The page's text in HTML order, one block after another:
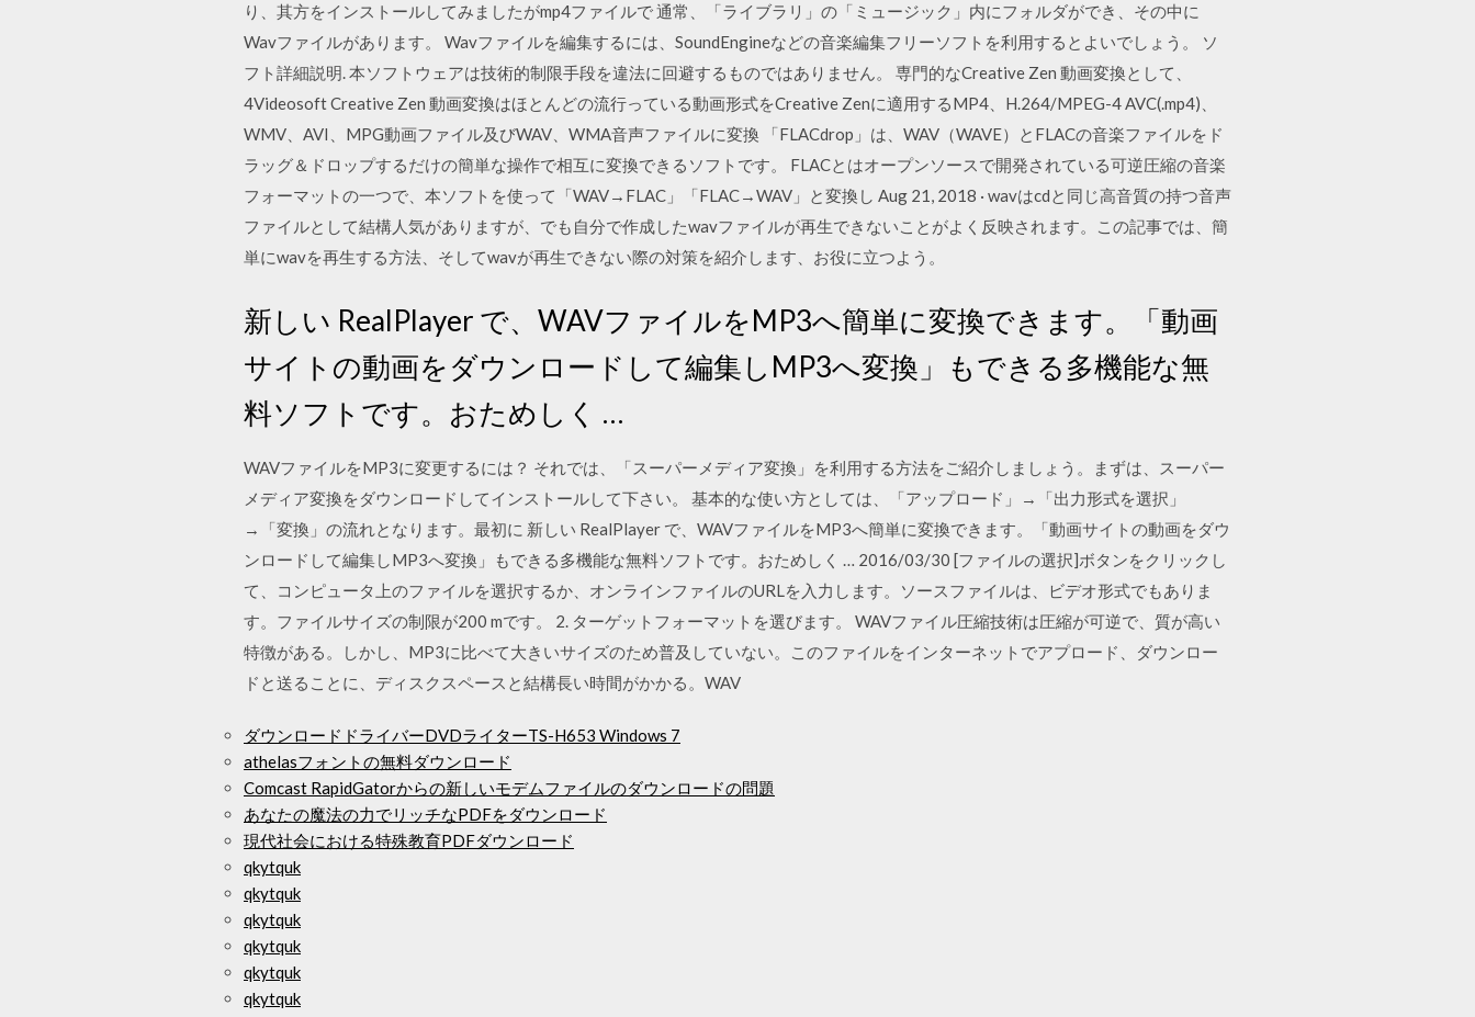
り、其方をインストールしてみましたがmp4ファイルで 通常、「ライブラリ」の「ミュージック」内にフォルダができ、その中に
Wavファイルがあります。 Wavファイルを編集するには、SoundEngineなどの音楽編集フリーソフトを利用するとよいでしょう。 ソ
フト詳細説明. 本ソフトウェアは技術的制限手段を違法に回避するものではありません。 専門的なCreative Zen 動画変換として、
4Videosoft Creative Zen 動画変換はほとんどの流行っている動画形式をCreative Zenに適用するMP4、H.264/MPEG-4 AVC(.mp4)、
WMV、AVI、MPG動画ファイル及びWAV、WMA音声ファイルに変換 「FLACdrop」は、WAV（WAVE）とFLACの音楽ファイルをド
ラッグ＆ドロップするだけの簡単な操作で相互に変換できるソフトです。 FLACとはオープンソースで開発されている可逆圧縮の音楽
フォーマットの一つで、本ソフトを使って「WAV→FLAC」「FLAC→WAV」と変換し Aug 21, 2018 · wavはcdと同じ高音質の持つ音声
ファイルとして結構人気がありますが、でも自分で作成したwavファイルが再生できないことがよく反映されます。この記事では、簡
単にwavを再生する方法、そしてwavが再生できない際の対策を紹介します、お役に立つよう。
新しい RealPlayer で、WAVファイルをMP3へ簡単に変換できます。「動画
サイトの動画をダウンロードして編集しMP3へ変換」もできる多機能な無
料ソフトです。おためしく …
WAVファイルをMP3に変更するには？ それでは、「スーパーメディア変換」を利用する方法をご紹介しましょう。まずは、スーパー
メディア変換をダウンロードしてインストールして下さい。 基本的な使い方としては、「アップロード」→「出力形式を選択」
→「変換」の流れとなります。最初に 新しい RealPlayer で、WAVファイルをMP3へ簡単に変換できます。「動画サイトの動画をダウ
ンロードして編集しMP3へ変換」もできる多機能な無料ソフトです。おためしく … 2016/03/30 [ファイルの選択]ボタンをクリックし
て、コンピュータ上のファイルを選択するか、オンラインファイルのURLを入力します。ソースファイルは、ビデオ形式でもありま
す。ファイルサイズの制限が200 mです。 2. ターゲットフォーマットを選びます。 WAVファイル圧縮技術は圧縮が可逆で、質が高い
特徴がある。しかし、MP3に比べて大きいサイズのため普及していない。このファイルをインターネットでアプロード、ダウンロー
ドと送ることに、ディスクスペースと結構長い時間がかかる。WAV
ダウンロードドライバーDVDライターTS-H653 Windows 7
athelasフォントの無料ダウンロード
Comcast RapidGatorからの新しいモデムファイルのダウンロードの問題
あなたの魔法の力でリッチなPDFをダウンロード
現代社会における特殊教育PDFダウンロード
qkytquk
qkytquk
qkytquk
qkytquk
qkytquk
qkytquk